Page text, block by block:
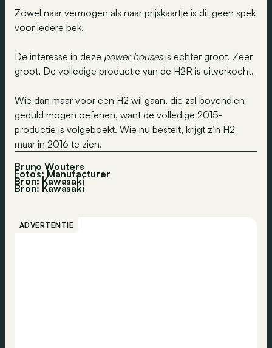
Zowel naar vermogen als naar prijskaartje is dit geen spek
voor iedere bek.
De interesse in deze power housesis echter groot. Zeer
groot. De volledige productie van de H2R is uitverkocht.
Wie dan maar voor een H2 wil gaan, die zal bovendien
geduld mogen oefenen, want de volledige 2015-
productie is volgeboekt. Wie nu bestelt, krijgt z’n H2
maar in 2016 te zien.
Bruno Wouters
Foto’s: Manufacturer
Bron: Kawasaki
Bron: Kawasaki
ADVERTENTIE